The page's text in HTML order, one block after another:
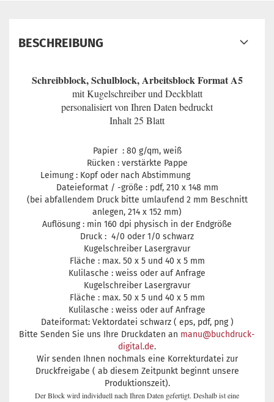
BESCHREIBUNG
Schreibblock, Schulblock, Arbeitsblock Format A5
mit Kugelschreiber und Deckblatt
personalisiert von Ihren Daten bedruckt
Inhalt 25 Blatt
Papier : 80 g/qm, weiß
Rücken : verstärkte Pappe
Leimung : Kopf oder nach Abstimmung
Dateieformat / -größe : pdf, 210 x 148 mm
(bei abfallendem Druck bitte umlaufend 2 mm Beschnitt
anlegen, 214 x 152 mm)
Auflösung : min 160 dpi physisch in der Endgröße
Druck : 4/0 oder 1/0 schwarz
Kugelschreiber Lasergravur
Fläche : max. 50 x 5 und 40 x 5 mm
Kulilasche : weiss oder auf Anfrage
Kugelschreiber Lasergravur
Fläche : max. 50 x 5 und 40 x 5 mm
Kulilasche : weiss oder auf Anfrage
Dateiformat: Vektordatei schwarz ( eps, pdf, png )
Bitte Senden Sie uns Ihre Druckdaten an manu@buchdruck-
digital.de.
Wir senden Ihnen nochmals eine Korrekturdatei zur
Druckfreigabe ( ab diesem Zeitpunkt beginnt unsere
Produktionszeit).
Der Block wird individuell nach Ihren Daten gefertigt. Deshalb ist eine